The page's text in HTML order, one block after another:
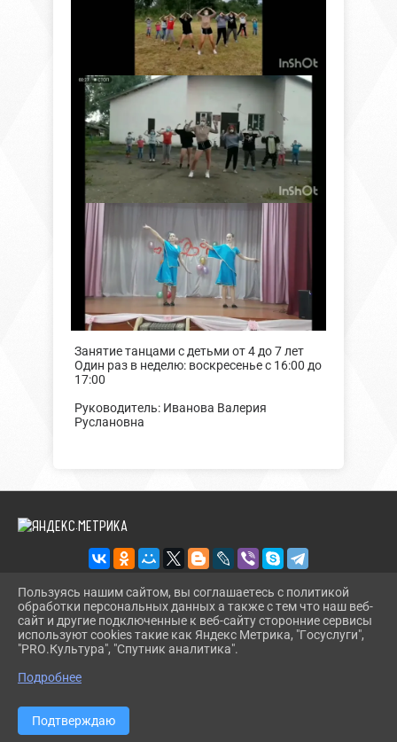
Занятие танцами с детьми от 4 до 7 лет
Один раз в неделю: воскресенье с 16:00 до
17:00
Руководитель: Иванова Валерия
Руслановна
2026 Г. BUREGSDK.RU
ВХОД
КАРТА САЙТА
СДЕЛАНО НА KUBCMS
РАЗРАБОТКА И ПОДДЕРЖКА
Пользуясь нашим сайтом, вы соглашаетесь с политикой
обработки персональных данных а также с тем что наш веб-
сайт и другие подключенные к веб-сайту сторонние сервисы
используют cookies такие как Яндекс Метрика, "Госуслуги",
"PRO.Культура", "Спутник аналитика".
Подробнее
Подтверждаю